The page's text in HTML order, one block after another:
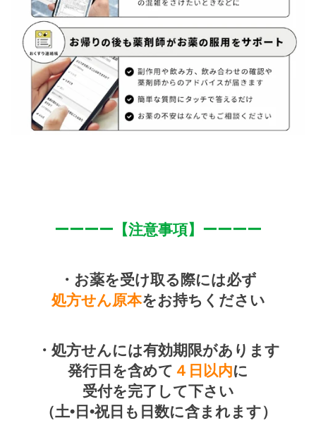
ーーーー【注意事項】ーーーー
・お薬を受け取る際には必ず
処方せん原本をお持ちください
・処方せんには有効期限があります
発行日を含めて ４日以内に
受付を完了して下さい
（土•日•祝日も日数に含まれます）